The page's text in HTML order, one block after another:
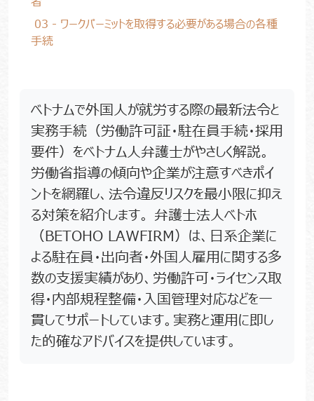
03 - ワークパーミットを取得する必要がある場合の各種
手続
ベトナムで外国人が就労する際の最新法令と
実務手続（労働許可証・駐在員手続・採用
要件）をベトナム人弁護士がやさしく解説。
労働省指導の傾向や企業が注意すべきポイ
ントを網羅し、法令違反リスクを最小限に抑え
る対策を紹介します。 弁護士法人ベトホ
（BETOHO LAWFIRM）は、日系企業に
よる駐在員・出向者・外国人雇用に関する多
数の支援実績があり、労働許可・ライセンス取
得・内部規程整備・入国管理対応などを一
貫してサポートしています。実務と運用に即し
た的確なアドバイスを提供しています。